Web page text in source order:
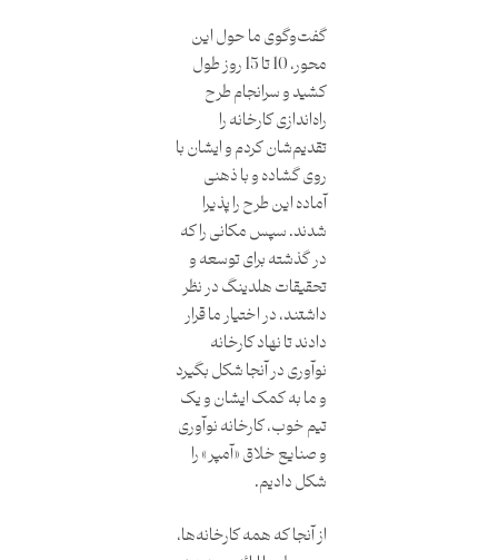
گفت‌وگوی ما حول این
محور، 10 تا 15 روز طول
کشید و سرانجام طرح
راه‌اندازی کارخانه را
تقدیم‌شان کردم و ایشان با
روی گشاده و با ذهنی
آماده این طرح را پذیرا
شدند. سپس مکانی را که
در گذشته برای توسعه و
تحقیقات هلدینگ در نظر
داشتند، در اختیار ما قرار
دادند تا نهاد کارخانه
نوآوری در آنجا شکل بگیرد
و ما به‌ کمک ایشان و یک
تیم خوب، کارخانه نوآوری
و صنایع خلاق «آمپر» را
شکل دادیم.
از آنجا که همه کارخانه‌ها،